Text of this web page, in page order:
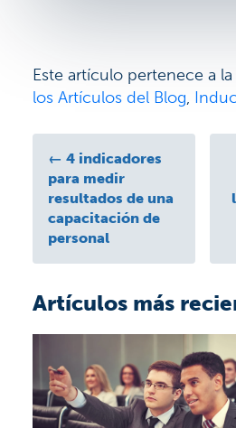
Este artículo pertenece a
los Artículos del Blog,
← 4 indicadores
para medir
resultados de una
capacitación de
personal
Artículos más